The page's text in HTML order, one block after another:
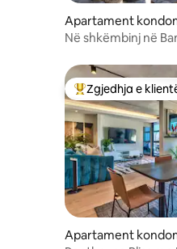
Apartament
Pika e Detit
Në shkëmbinj në
Më të mirat e
Zgjedhja e
Apartament